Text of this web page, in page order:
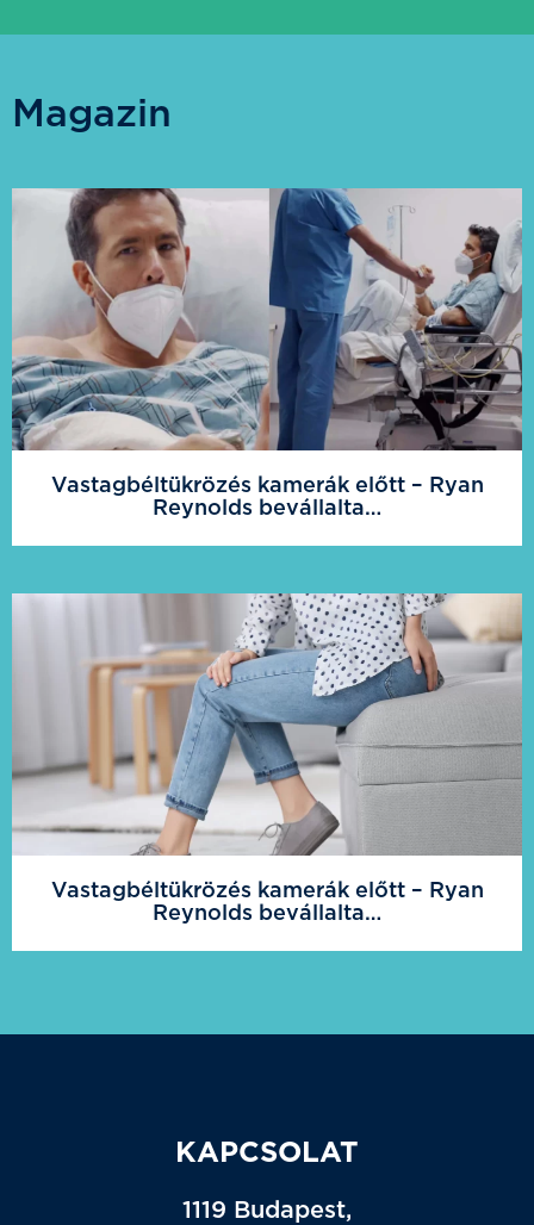
Magazin
Vastagbéltükrözés kamerák előtt – Ryan
Reynolds bevállalta…
Vastagbéltükrözés kamerák előtt – Ryan
Reynolds bevállalta…
KAPCSOLAT
1119 Budapest,